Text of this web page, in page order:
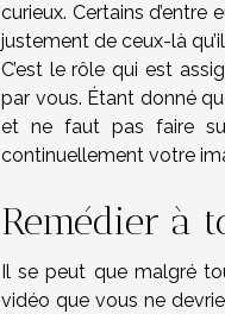
curieux. Certains d’entre
justement de ceux-là
C’est le rôle qui est
par vous. Étant donné
et ne faut pas faire
continuellement votre
Remédier à
Il se peut que malgré
vidéo que vous ne